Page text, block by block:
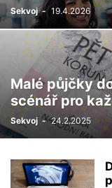
Sekvoj - 19.4.2026
Malé půjčky
scénář pro
Sekvoj - 24.2.2025